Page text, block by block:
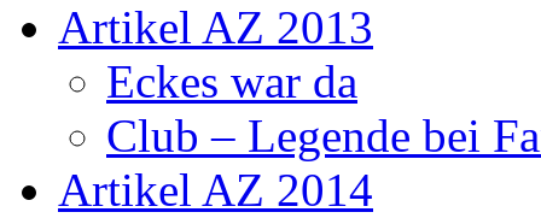
Artikel AZ 2013
Eckes war da
Club – Legende bei
Artikel AZ 2014